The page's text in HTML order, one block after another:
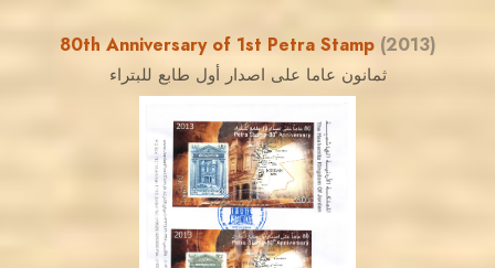
80th Anniversary of 1st Petra Stamp (2013)
ثمانون عاما على اصدار أول طابع للبتراء
JS
JORDANSTAMPS.COM